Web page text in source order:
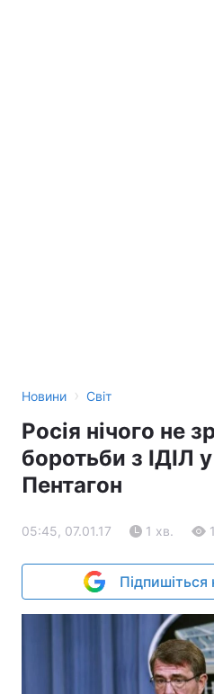
Новини › Світ
Росія нічого не
боротьби з ІДІЛ
Пентагон
05:45, 07.01.17 1 хв.
Підпишіться